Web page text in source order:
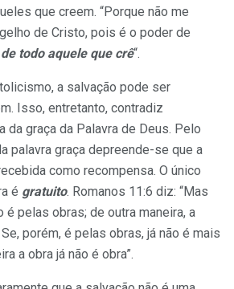
que creem. “Porque não me
de Cristo, pois é o poder de
todo aquele que crê“.
a salvação pode ser
Isso, entretanto, contradiz
da graça da Palavra de Deus. Pelo
palavra graça depreende-se que a
como recompensa. O único
é gratuito. Romanos 11:6 diz: “Mas
é pelas obras; de outra maneira, a
porém, é pelas obras, já não é mais
a obra já não é obra”.